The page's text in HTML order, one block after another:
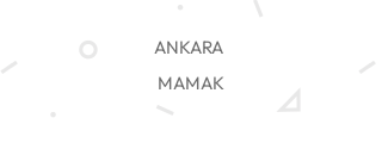
ANKARA
MAMAK